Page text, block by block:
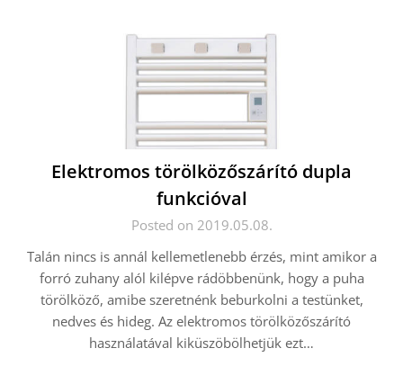
Elektromos törölközőszárító dupla
funkcióval
Posted on 2019.05.08.
Talán nincs is annál kellemetlenebb érzés, mint amikor a
forró zuhany alól kilépve rádöbbenünk, hogy a puha
törölköző, amibe szeretnénk beburkolni a testünket,
nedves és hideg. Az elektromos törölközőszárító
használatával kiküszöbölhetjük ezt…